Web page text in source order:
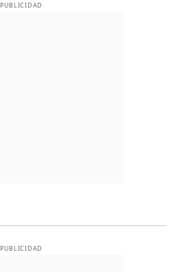
PUBLICIDAD
PUBLICIDAD